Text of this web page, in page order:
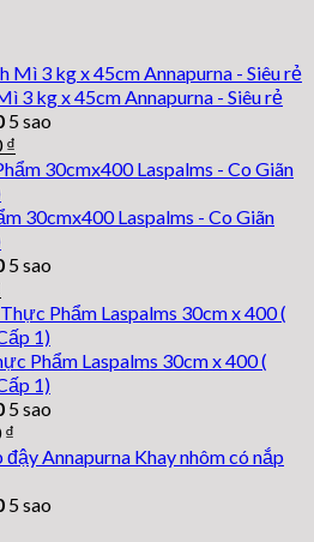
mềm,
đậm
hàng
mai
kéo
mềm,
ngậy
3 kg x 45cm Annapurna - Siêu rẻ
5 sao
₫.
₫
hiện
là:30cmx400 Laspalms - Co Giãn
5 sao
hiện
tại
là:
119.000 ₫.
Phẩm Laspalms 30cm x 400 (
1)
5 sao
₫
Khay nhôm có nắp
5 sao